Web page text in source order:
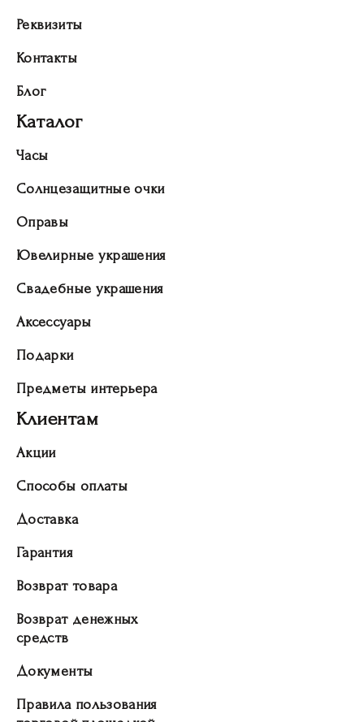
Реквизиты
Контакты
Блог
Каталог
Часы
Солнцезащитные очки
Оправы
Ювелирные украшения
Свадебные украшения
Аксессуары
Подарки
Предметы интерьера
Клиентам
Акции
Способы оплаты
Доставка
Гарантия
Возврат товара
Возврат денежных
средств
Документы
Правила пользования